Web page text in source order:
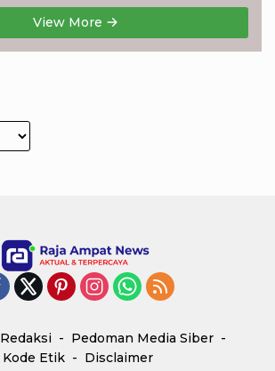
View More
Redaksi
Pedoman Media Siber
Kode Etik
Disclaimer